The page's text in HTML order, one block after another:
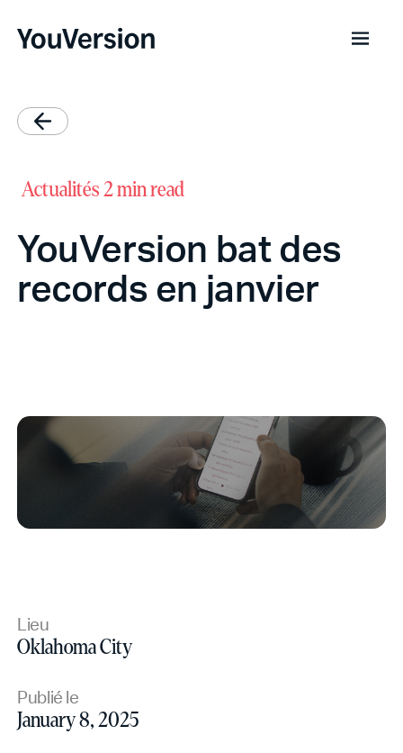
Actualités 2 min read
YouVersion bat des
records en janvier
Lieu
Oklahoma City
Publié le
January 8, 2025